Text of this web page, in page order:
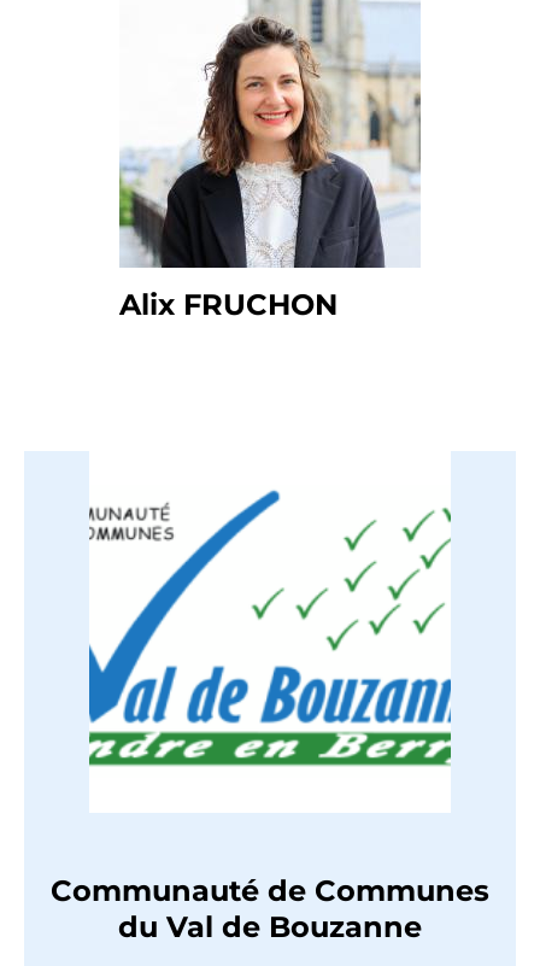
Alix FRUCHON
Communauté de Communes
du Val de Bouzanne